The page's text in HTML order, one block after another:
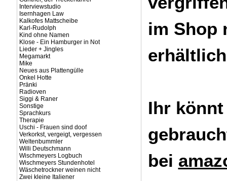
Interviewstudio
Isernhagen Law
Kalkofes Mattscheibe
Karl-Rudolph
Kind ohne Namen
Klose - Ein Hamburger in Not
Lieder + Jingles
Megamarkt
Mike
Neues aus Plattengülle
Onkel Hotte
Pränki
Radioven
Siggi & Raner
Sonstige
Sprachkurs
Therapie
Uschi - Frauen sind doof
Verkorkst, vergeigt, vergessen
Weltenbummler
Willi Deutschmann
Wischmeyers Logbuch
Wischmeyers Stundenhotel
Wäschetrockner weinen nicht
Zwei kleine Italiener
im Shop
Ihr
bei